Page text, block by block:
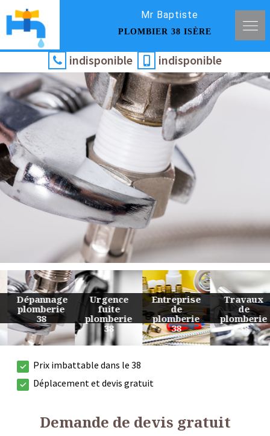
Mr Baptiste
PLOMBIER 38 ISÈRE
indisponible indisponible
Urgence
fuite
plomberie
38
Entreprise
de
plomberie
38
Travaux
de
plomberie
38
Devis
plomberie
38
Prix imbattable dans le 38
Déplacement et devis gratuit
Demande de devis gratuit